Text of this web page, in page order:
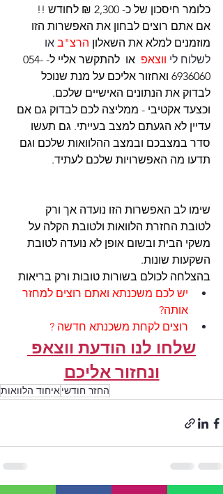
כלומר חיסכון של כ- 2,300 ₪ לחודש !!
אם אתם רוצים לבחון את האפשרות הזו
מוזמנים למלא את השאלון הרצ"ב או
לשלוח לי ווצאפ
או  להתקשר אליי ל- 054-
6936060 ואחזור אליכם על מנת שנוכל
לבדוק את הנתונים האישיים שלכם.
וכצעד אקטיבי - ממליצה לכם לבדוק גם אם
עדיין לא הגעתם למצב בעייתי. גם תעשו
סדר במצבכם ובמצב ההלוואות שלכם וגם
תדעו מה האפשרויות שלכם לעתיד.
שימו לב האפשרות הזו נועדה אך ורק
לטובת החזרת הלוואות ולטובת הקלה על
משקי הבית ובשום אופן לא נועדה לטובת
השקעות שונות.
בהצלחה לכולם בשורות טובות ורק בריאות
יש לכם משכנתא ואתם רוצים למחזר
אותה?
רוצים לקחת משכנתא חדשה ?
שלחו לנו הודעת ווצאפ
ונחזור אליכם
החזר חודשיאיחוד הלוואות